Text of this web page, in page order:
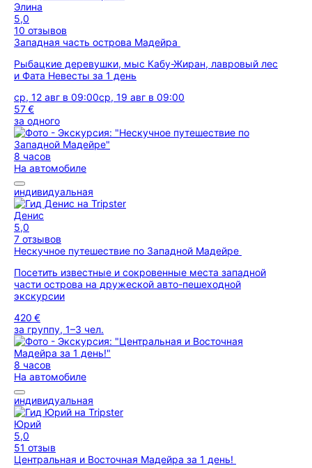
Элина
5,0
10 отзывов
Западная часть острова Мадейра
Рыбацкие деревушки, мыс Кабу-Жиран, лавровый лес
и Фата Невесты за 1 день
ср, 12 авг в 09:00ср, 19 авг в 09:00
57 €
за одного
8 часов
На автомобиле
индивидуальная
Денис
5,0
7 отзывов
Нескучное путешествие по Западной Мадейре
Посетить известные и сокровенные места западной
части острова на дружеской авто-пешеходной
экскурсии
420 €
за группу, 1–3 чел.
8 часов
На автомобиле
индивидуальная
Юрий
5,0
51 отзыв
Центральная и Восточная Мадейра за 1 день!